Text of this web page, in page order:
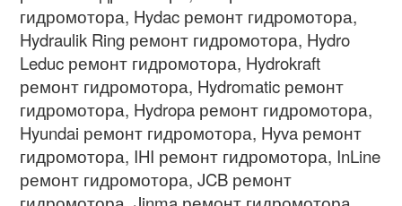
гидромотора, Hydac ремонт гидромотора,
Hydraulik Ring ремонт гидромотора, Hydro
Leduc ремонт гидромотора, Hydrokraft
ремонт гидромотора, Hydromatic ремонт
гидромотора, Hydropa ремонт гидромотора,
Hyundai ремонт гидромотора, Hyva ремонт
гидромотора, IHI ремонт гидромотора, InLine
ремонт гидромотора, JCB ремонт